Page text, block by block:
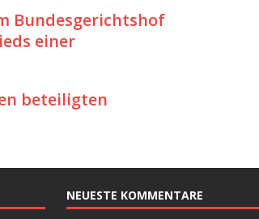
BLAULICHTMELDUNGEN
Bundesgerichtshof
einer
beteiligten
NEUESTE KOMMENTARE